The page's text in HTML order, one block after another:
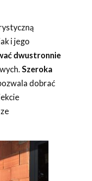
i jego
dwustronnie
Szeroka
dobrać